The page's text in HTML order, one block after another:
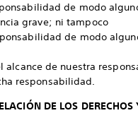
de modo
grave; ni tampoco
de modo
alcance de nuestra
responsabilidad.
DE LOS